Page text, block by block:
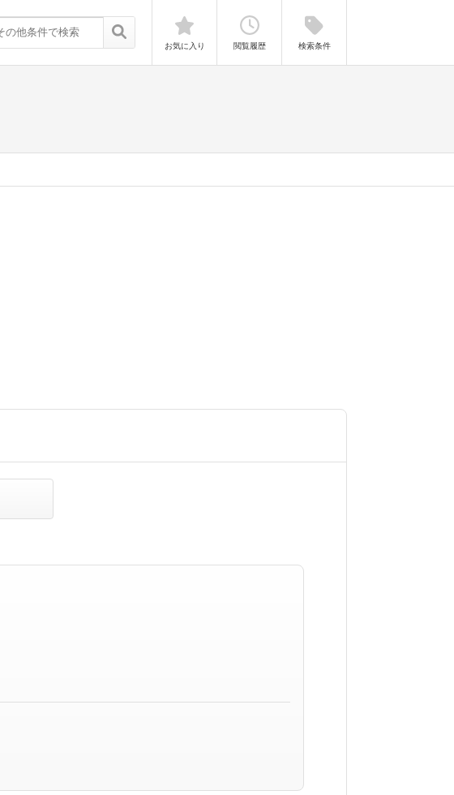
お気に入り 閲覧履歴 検索条件